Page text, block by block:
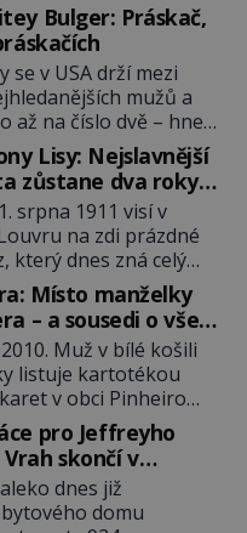
Bulger: Práskač,
se v USA drží mezi
mužů a
až na číslo dvě – hned
bin Ládinovi (1957–
„Whitey“ Bulger
viněný ze spoluúčasti
vydírání a lichvy. A
krom toho je ještě
který neváhá
všechny práskače,
Lisy: Nejslavnější
zůstane dva roky
srpna 1911 visí v
na zdi prázdné
který dnes zná celý
Zpočátku si nikdo
o krádež.
jsou přesvědčeni, že
jen v restaurátorské
fotografa. Když se
propukne jeden z
na zloděje v […]
Místo manželky
– a sousedi o všem
Muž v bílé košili
listuje kartotékou
v obci Pinheiro
od farmy s
majitelem. Něco tu
Ledaže by ta
farmy byla ne
dcerou – a všechny
pro Jeffreyho
skončí v
ve vězeňských
dnes již
domu